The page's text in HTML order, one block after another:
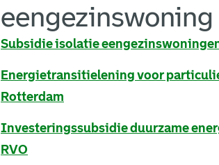
eengezinswoning
Subsidie isolatie
Energietransitielening voor
Rotterdam
Investeringssubsidie duurzame
RVO
. Link opent een externe pagina in